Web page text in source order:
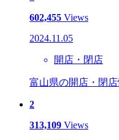
602,455 Views
2024.11.05
開店・閉店
富山県の開店・閉店
2
313,109 Views